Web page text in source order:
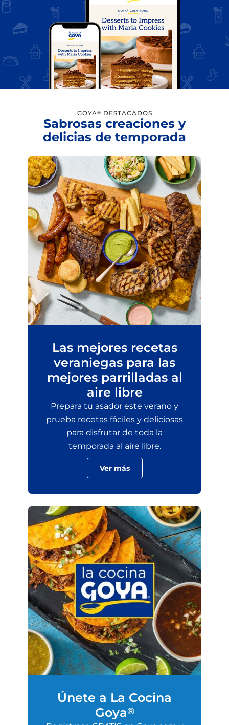
GOYA® DESTACADOS
Sabrosas creaciones y
delicias de temporada
Las mejores recetas
veraniegas para las
mejores parrilladas al
aire libre
Prepara tu asador este verano y
prueba recetas fáciles y deliciosas
para disfrutar de toda la
temporada al aire libre.
Ver más
Únete a La Cocina
Goya®